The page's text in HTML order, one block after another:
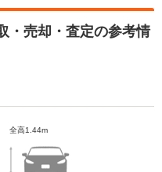
・売却・査定の参考情
全高1.44m